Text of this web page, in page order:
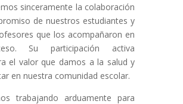
sinceramente la colaboración
de nuestros estudiantes y
que los acompañaron en
Su participación activa
el valor que damos a la salud y
en nuestra comunidad escolar.
trabajando arduamente para